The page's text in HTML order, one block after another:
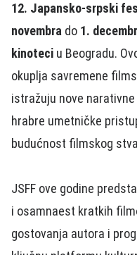
12. Japansko‑srpski
novembra do 1.
kinoteci u Beogradu.
okuplja savremene
istražuju nove
hrabre umetničke
budućnost filmskog
JSFF ove godine
i osamnaest kratkih
gostovanja autora i